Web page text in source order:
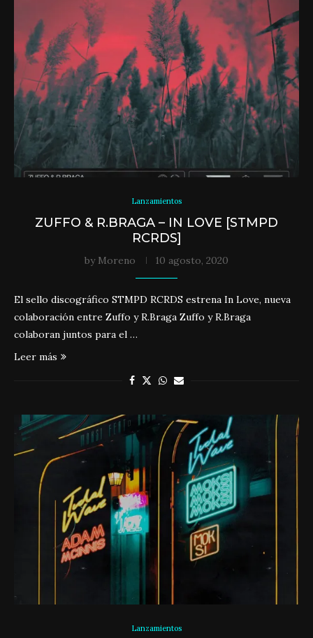
Lanzamientos
ZUFFO & R.BRAGA – IN LOVE [STMPD
RCRDS]
by Moreno 10 agosto, 2020
El sello discográfico STMPD RCRDS estrena In Love, nueva
colaboración entre Zuffo y R.Braga Zuffo y R.Braga
colaboran juntos para el …
Leer más
Lanzamientos